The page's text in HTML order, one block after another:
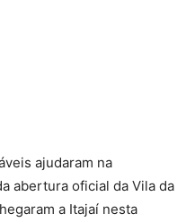
ajudaram na
abertura oficial da Vila da
a Itajaí nesta